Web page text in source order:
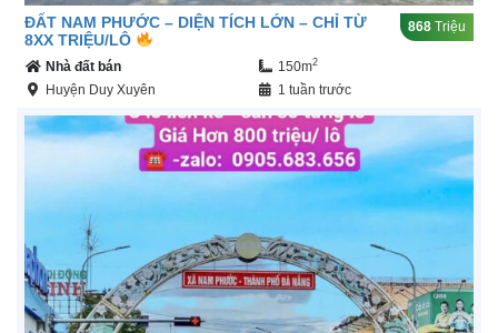
ĐẤT NAM PHƯỚC – DIỆN TÍCH LỚN – CHỈ TỪ
8XX TRIỆU/LÔ
868 Triệu
Nhà đất bán 150m2
Huyện Duy Xuyên 1 tuần trước